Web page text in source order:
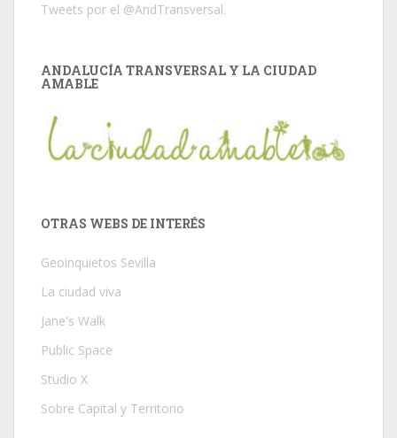
Tweets por el @AndTransversal.
ANDALUCÍA TRANSVERSAL Y LA CIUDAD
AMABLE
OTRAS WEBS DE INTERÉS
Geoinquietos Sevilla
La ciudad viva
Jane's Walk
Public Space
Studio X
Sobre Capital y Territorio